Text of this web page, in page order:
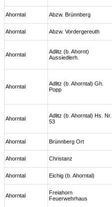
Ahorntal Abzw. Brünnberg
Ahorntal Abzw. Vordergereuth
Ahorntal
Adlitz (b. Ahornt)
Aussiedlerh.
Ahorntal
Adlitz (b. Ahorntal) Gh.
Popp
Ahorntal
Adlitz (b. Ahorntal) Hs. Nr.
53
Ahorntal Brünnberg Ort
Ahorntal Christanz
Ahorntal Eichig (b. Ahorntal)
Ahorntal
Freiahorn
Feuerwehrhaus